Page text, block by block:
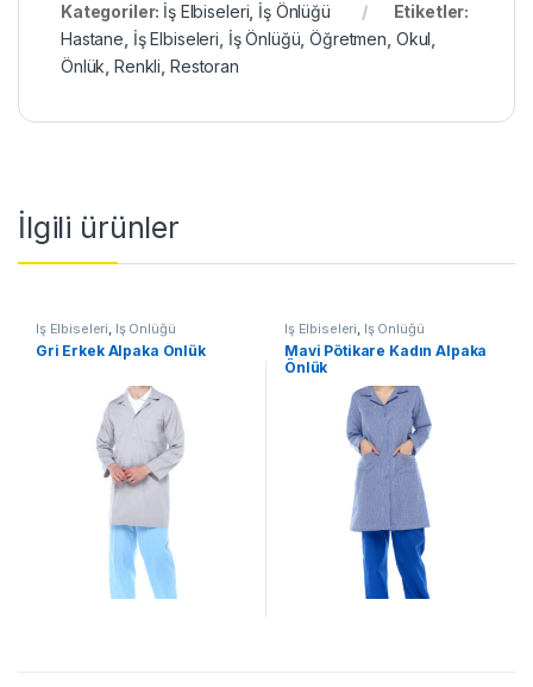
Kategoriler: İş Elbiseleri, İş Önlüğü
Etiketler:
Hastane, İş Elbiseleri, İş Önlüğü,Öğretmen, Okul ,
Önlük, Renkli, Restoran
İlgili ürünler
İş Elbiseleri, İş Önlüğü
Gri Erkek Alpaka Önlük
İş Elbiseleri, İş Önlüğü
Mavi Pötikare Kadın Alpaka
Önlük